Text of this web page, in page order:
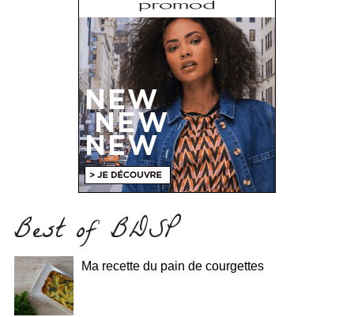
Best of BDSP
Ma recette du pain de courgettes